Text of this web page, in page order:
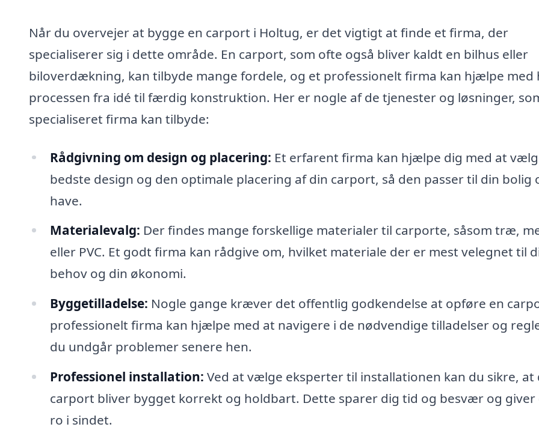
Når du overvejer at bygge en carport i Holtug, er det vigtigt at finde et firma, der
specialiserer sig i dette område. En carport, som ofte også bliver kaldt en bilhus eller
biloverdækning, kan tilbyde mange fordele, og et professionelt firma kan hjælpe med
processen fra idé til færdig konstruktion. Her er nogle af de tjenester og løsninger,
specialiseret firma kan tilbyde:
Rådgivning om design og placering: Et erfarent firma kan hjælpe dig med at
bedste design og den optimale placering af din carport, så den passer til din bolig
have.
Materialevalg: Der findes mange forskellige materialer til carporte, såsom træ,
eller PVC. Et godt firma kan rådgive om, hvilket materiale der er mest velegnet til
behov og din økonomi.
Byggetilladelse: Nogle gange kræver det offentlig godkendelse at opføre en
professionelt firma kan hjælpe med at navigere i de nødvendige tilladelser og
du undgår problemer senere hen.
Professionel installation: Ved at vælge eksperter til installationen kan du sikre, at
carport bliver bygget korrekt og holdbart. Dette sparer dig tid og besvær og giver
ro i sindet.